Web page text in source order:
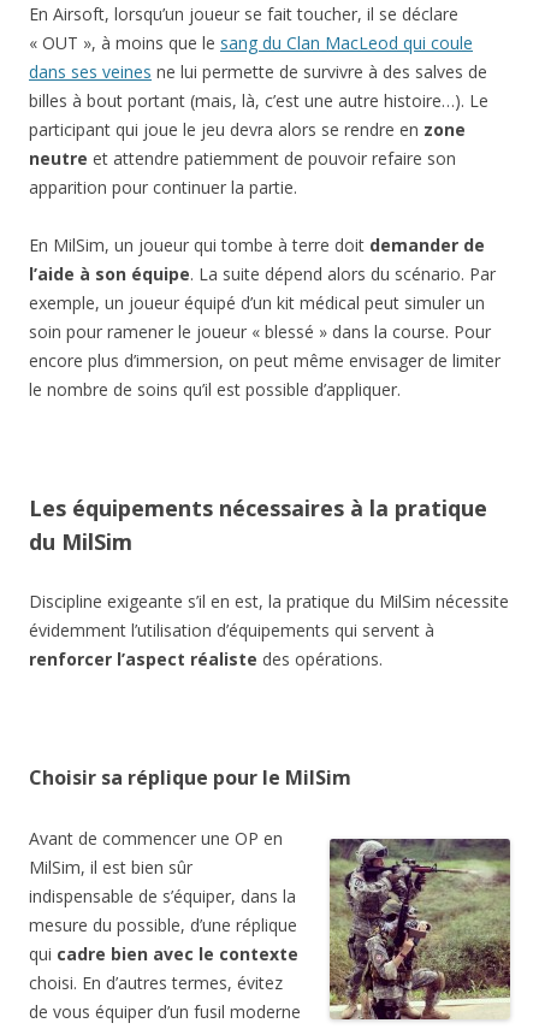
En Airsoft, lorsqu’un joueur se fait toucher, il se déclare
« OUT », à moins que le sang du Clan MacLeod qui coule
dans ses veines ne lui permette de survivre à des salves de
billes à bout portant (mais, là, c’est une autre histoire…). Le
participant qui joue le jeu devra alors se rendre en zone
neutre et attendre patiemment de pouvoir refaire son
apparition pour continuer la partie.
En MilSim, un joueur qui tombe à terre doit demander de
l’aide à son équipe. La suite dépend alors du scénario. Par
exemple, un joueur équipé d’un kit médical peut simuler un
soin pour ramener le joueur « blessé » dans la course. Pour
encore plus d’immersion, on peut même envisager de limiter
le nombre de soins qu’il est possible d’appliquer.
Les équipements nécessaires à la pratique
du MilSim
Discipline exigeante s’il en est, la pratique du MilSim nécessite
évidemment l’utilisation d’équipements qui servent à
renforcer l’aspect réaliste des opérations.
Choisir sa réplique pour le MilSim
Avant de commencer une OP en
MilSim, il est bien sûr
indispensable de s’équiper, dans la
mesure du possible, d’une réplique
qui cadre bien avec le contexte
choisi. En d’autres termes, évitez
de vous équiper d’un fusil moderne